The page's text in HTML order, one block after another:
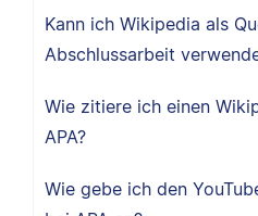
Kann ich Wikipedia als
Abschlussarbeit
Wie zitiere ich einen
APA?
Wie gebe ich den